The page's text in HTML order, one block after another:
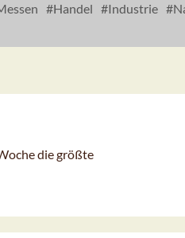
Handel Industrie
die größte